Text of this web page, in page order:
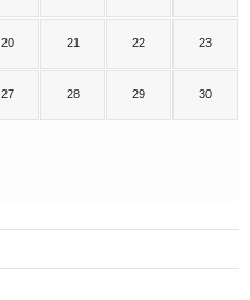
20 21 22 23
27 28 29 30